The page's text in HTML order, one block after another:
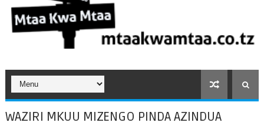
WAZIRI MKUU MIZENGO PINDA AZINDUA